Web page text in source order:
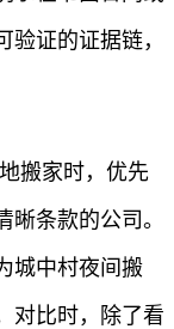
证的证据链，
搬家时，优先
条款的公司。
城中村夜间搬
对比时，除了看